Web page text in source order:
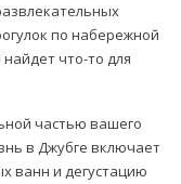
по набережной
что-то для
частью вашего
в Джубге включает
ванн и дегустацию